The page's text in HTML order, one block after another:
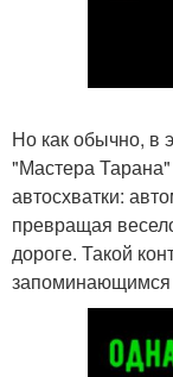
Но как обычно, в
"Мастера
автосхватки:
превращая
дороге. Такой
запоминающимся